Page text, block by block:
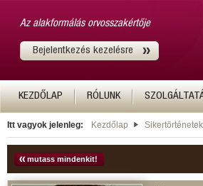
Az alakformálás orvosszakértője
Bejelentkezés kezelésre
KEZDŐLAP RÓLUNK
Itt vagyok jelenleg: Kezdőlap Sikertörténetek
mutass mindenkit!